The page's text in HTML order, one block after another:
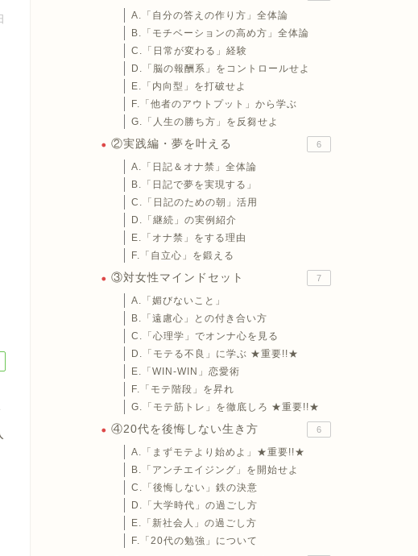
A.「自分の答えの作り方」全体論
B.「モチベーションの高め方」全体論
C.「日常が変わる」経験
D.「脳の報酬系」をコントロールせよ
E.「内向型」を打破せよ
F.「他者のアウトプット」から学ぶ
G.「人生の勝ち方」を反芻せよ
②実践編・夢を叶える 6
A.「日記＆オナ禁」全体論
B.「日記で夢を実現する」
C.「日記のための朝」活用
D.「継続」の実例紹介
E.「オナ禁」をする理由
F.「自立心」を鍛える
③対女性マインドセット 7
A.「媚びないこと」
B.「遠慮心」との付き合い方
C.「心理学」でオンナ心を見る
D.「モテる不良」に学ぶ ★重要!!★
E.「WIN-WIN」恋愛術
F.「モテ階段」を昇れ
G.「モテ筋トレ」を徹底しろ ★重要!!★
④20代を後悔しない生き方 6
A.「まずモテより始めよ」★重要!!★
B.「アンチエイジング」を開始せよ
C.「後悔しない」鉄の決意
D.「大学時代」の過ごし方
E.「新社会人」の過ごし方
F.「20代の勉強」について